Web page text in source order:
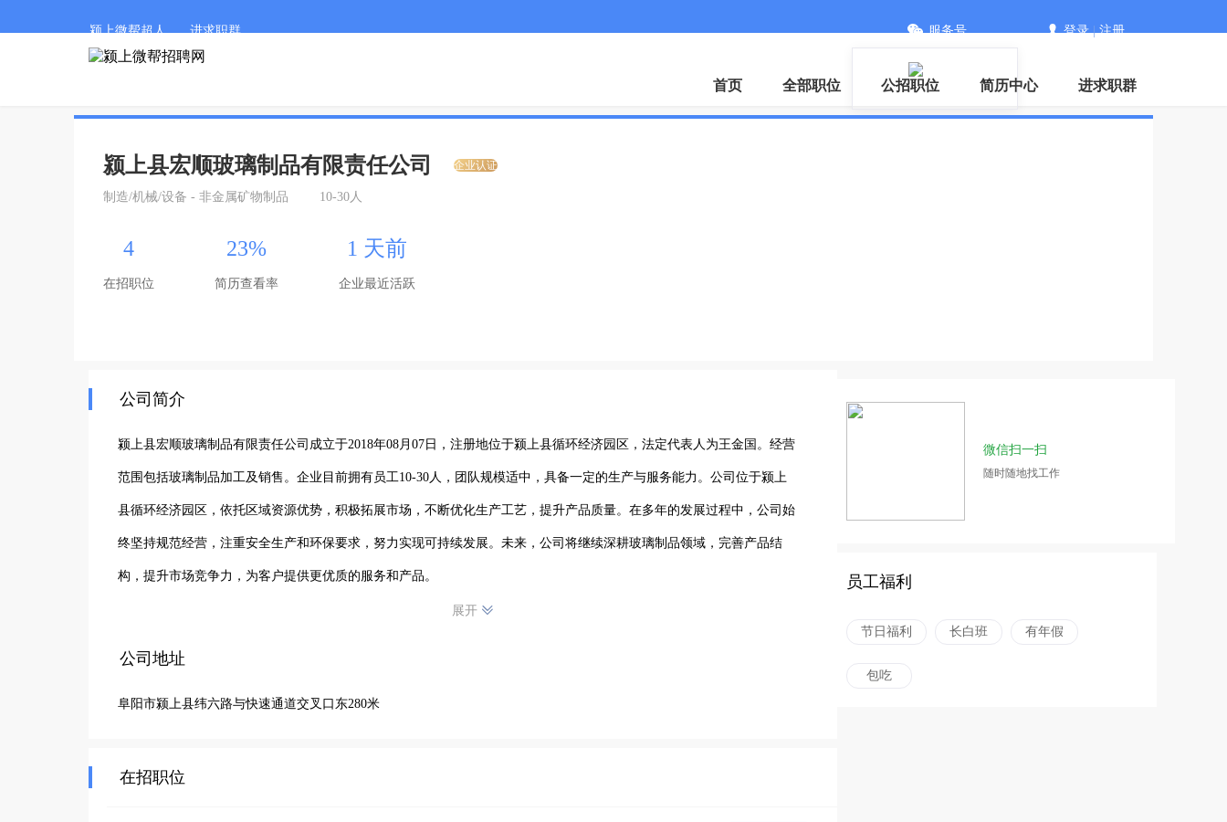
颍上微帮超人 进求职群 服务号 登录|注册
首页 全部职位 公招职位 简历中心 进求职群
颍上县宏顺玻璃制品有限责任公司 企业认证
制造/机械/设备 - 非金属矿物制品 10-30人
4
在招职位
23%
简历查看率
1 天前
企业最近活跃
公司简介
颍上县宏顺玻璃制品有限责任公司成立于2018年08月07日，注册地位于颍上县循环经济园区，法定代表人为王金国。经营
范围包括玻璃制品加工及销售。企业目前拥有员工10-30人，团队规模适中，具备一定的生产与服务能力。公司位于颍上
县循环经济园区，依托区域资源优势，积极拓展市场，不断优化生产工艺，提升产品质量。在多年的发展过程中，公司始
终坚持规范经营，注重安全生产和环保要求，努力实现可持续发展。未来，公司将继续深耕玻璃制品领域，完善产品结
构，提升市场竞争力，为客户提供更优质的服务和产品。
展开
公司地址
阜阳市颍上县纬六路与快速通道交叉口东280米
在招职位
微信扫一扫
随时随地找工作
员工福利
节日福利 长白班 有年假
包吃